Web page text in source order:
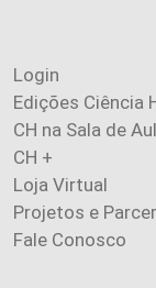
Login
Edições Ciência
CH na Sala de
CH +
Loja Virtual
Projetos e
Fale Conosco